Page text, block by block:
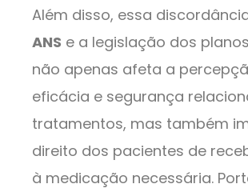
Além disso, essa
ANS e a legislação dos
não apenas afeta a
eficácia e segurança
tratamentos, mas também
direito dos pacientes de
à medicação necessária.